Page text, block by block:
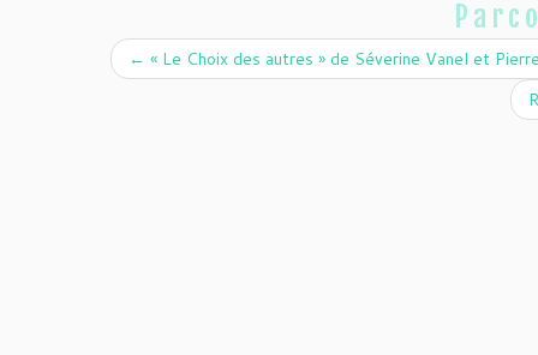
← « Le Choix des autres » de Séverine Vanel et